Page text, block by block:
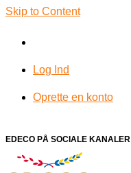
Skip to Content
Log Ind
Oprette en konto
EDECO PÅ SOCIALE KANALER